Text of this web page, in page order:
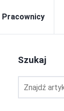
Pracownicy
Szukaj